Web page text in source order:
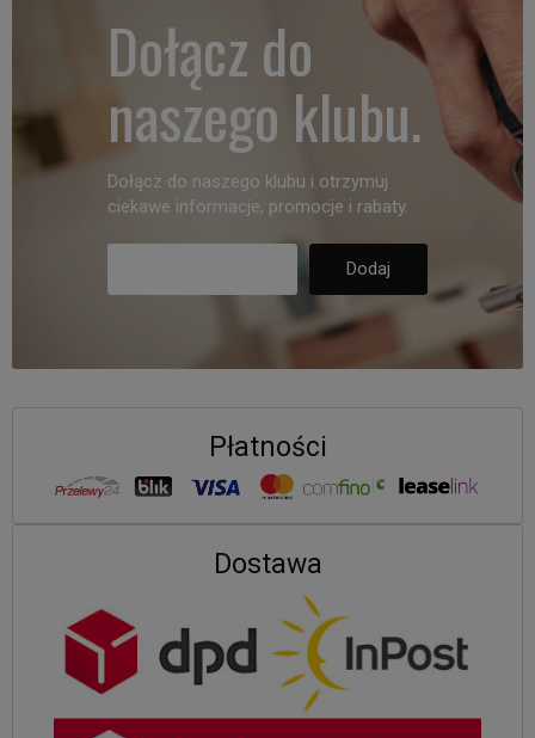
Dołącz do
naszego klubu.
Dołącz do naszego klubu i otrzymuj
ciekawe informacje, promocje i rabaty.
Płatności
Dostawa